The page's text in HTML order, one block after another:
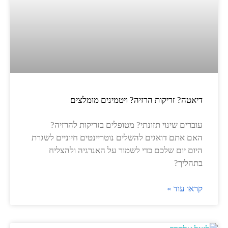
דיאטה? זריקות הרזיה? ויטמינים מומלצים
עוברים שינוי תזונתי? מטופלים בזריקות להרזיה?
האם אתם דואגים להשלים נוטריינטים חיוניים לשגרת
היום יום שלכם כדי לשמור על האנרגיה ולהצליח
בתהליך?
קראו עוד »